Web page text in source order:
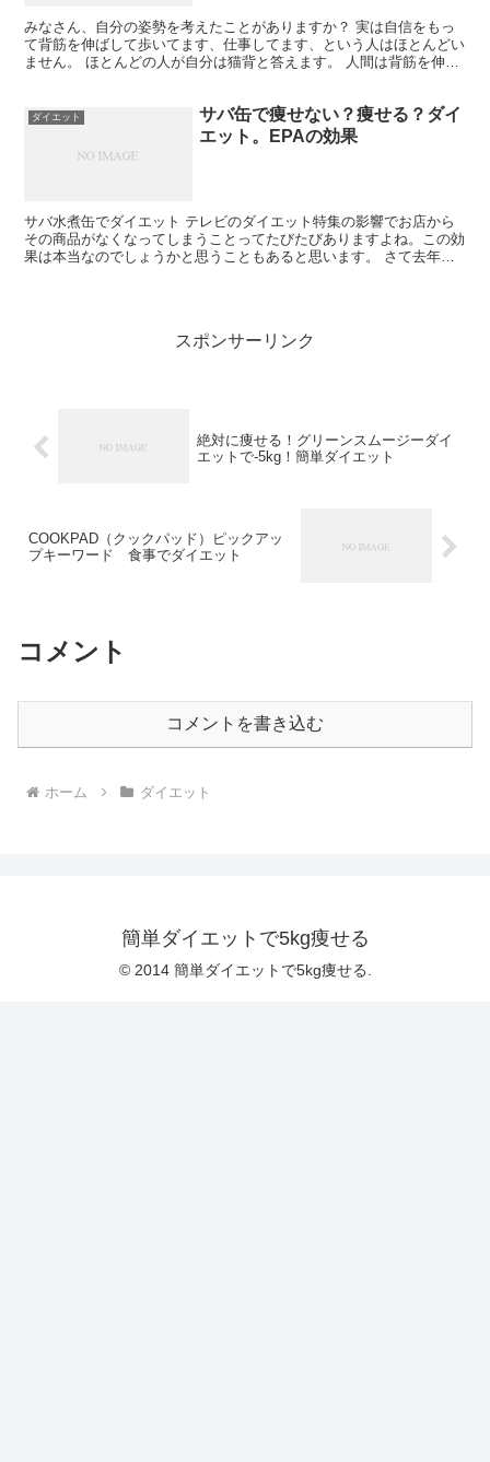
みなさん、自分の姿勢を考えたことがありますか？ 実は自信をもっ
て背筋を伸ばして歩いてます、仕事してます、という人はほとんどい
ません。 ほとんどの人が自分は猫背と答えます。 人間は背筋を伸ば
ダイエット
サバ缶で痩せない？痩せる？ダイ
エット。EPAの効果
サバ水煮缶でダイエット テレビのダイエット特集の影響でお店から
その商品がなくなってしまうことってたびたびありますよね。この効
果は本当なのでしょうかと思うこともあると思います。 さて去年７
スポンサーリンク
絶対に痩せる！グリーンスムージーダイ
エットで-5kg！簡単ダイエット
COOKPAD（クックパッド）ピックアッ
プキーワード 食事でダイエット
コメント
コメントを書き込む
ホーム ダイエット
簡単ダイエットで5kg痩せる
© 2014 簡単ダイエットで5kg痩せる.